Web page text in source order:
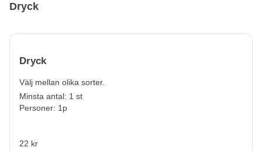
Dryck
Dryck
Välj mellan olika sorter.
Minsta antal: 1 st
Personer: 1p
22 kr